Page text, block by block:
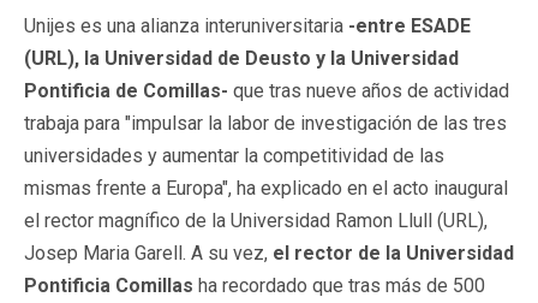
Unijes es una alianza interuniversitaria -entre ESADE
(URL), la Universidad de Deusto y la Universidad
Pontificia de Comillas- que tras nueve años de actividad
trabaja para "impulsar la labor de investigación de las tres
universidades y aumentar la competitividad de las
mismas frente a Europa", ha explicado en el acto inaugural
el rector magnífico de la Universidad Ramon Llull (URL),
Josep Maria Garell. A su vez, el rector de la Universidad
Pontificia Comillas ha recordado que tras más de 500